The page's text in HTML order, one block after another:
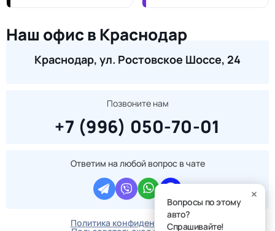
Наш офис в Краснодар
Краснодар, ул. Ростовское Шоссе, 24
Позвоните нам
+7 (996) 050-70-01
Ответим на любой вопрос в чате
Политика конфиденциальности
Вопросы по этому
авто?
Спрашивайте!